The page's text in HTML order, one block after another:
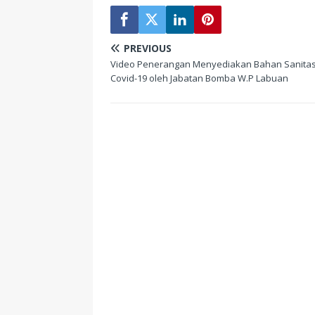
PREVIOUS
Video Penerangan Menyediakan Bahan
Covid-19 oleh Jabatan Bomba W.P Labuan